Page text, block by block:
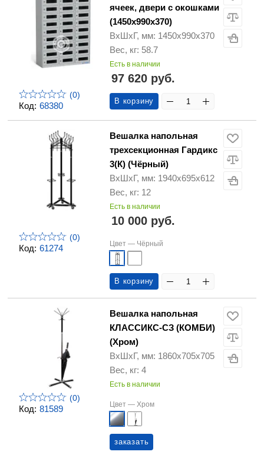
Код: 68380
(0)
ячеек, двери с окошками
(1450х990х370)
ВхШхГ, мм: 1450х990х370
Вес, кг: 58.7
Есть в наличии
97 620 руб.
В корзину
Код: 61274
(0)
Вешалка напольная
трехсекционная Гардикс
3(К) (Чёрный)
ВхШхГ, мм: 1940х695х612
Вес, кг: 12
Есть в наличии
10 000 руб.
Цвет — Чёрный
В корзину
Код: 81589
(0)
Вешалка напольная
КЛАССИКС-СЗ (КОМБИ)
(Хром)
ВхШхГ, мм: 1860х705х705
Вес, кг: 4
Есть в наличии
Цвет — Хром
заказать